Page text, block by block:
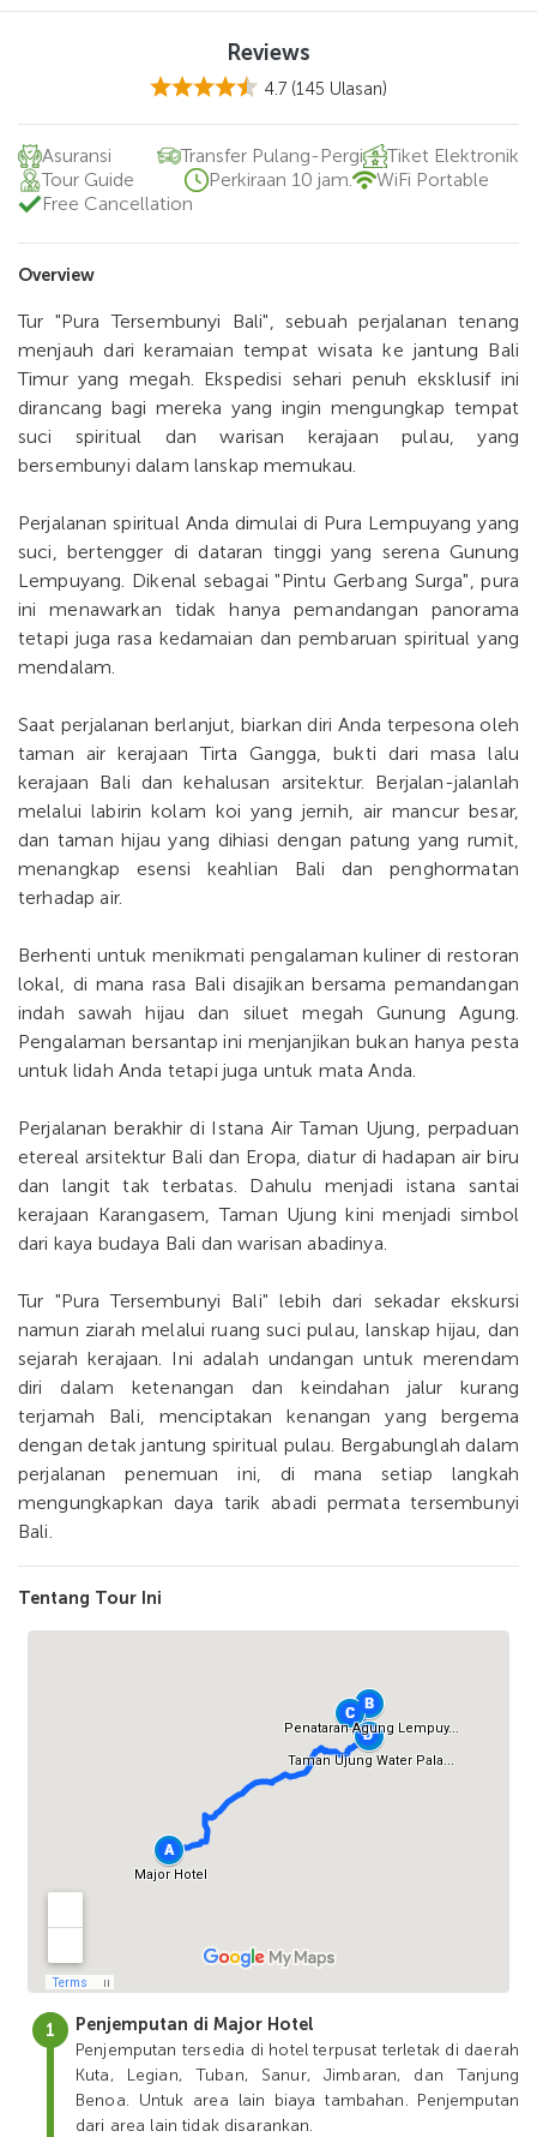
Asuransi Transfer Pulang-Pergi
Tiket Elektronik
Tour Guide
Perkiraan 10 jam.
WiFi Portable
Free Cancellation
Overview
Tur "Pura Tersembunyi Bali", sebuah perjalanan tenang
menjauh dari keramaian tempat wisata ke jantung Bali
Timur yang megah. Ekspedisi sehari penuh eksklusif ini
dirancang bagi mereka yang ingin mengungkap tempat
suci spiritual dan warisan kerajaan pulau, yang
bersembunyi dalam lanskap memukau.
Perjalanan spiritual Anda dimulai di Pura Lempuyang yang
suci, bertengger di dataran tinggi yang serena Gunung
Lempuyang. Dikenal sebagai "Pintu Gerbang Surga", pura
ini menawarkan tidak hanya pemandangan panorama
tetapi juga rasa kedamaian dan pembaruan spiritual yang
mendalam.
Saat perjalanan berlanjut, biarkan diri Anda terpesona oleh
taman air kerajaan Tirta Gangga, bukti dari masa lalu
kerajaan Bali dan kehalusan arsitektur. Berjalan-jalanlah
melalui labirin kolam koi yang jernih, air mancur besar,
dan taman hijau yang dihiasi dengan patung yang rumit,
menangkap esensi keahlian Bali dan penghormatan
terhadap air.
Berhenti untuk menikmati pengalaman kuliner di restoran
lokal, di mana rasa Bali disajikan bersama pemandangan
indah sawah hijau dan siluet megah Gunung Agung.
Pengalaman bersantap ini menjanjikan bukan hanya pesta
untuk lidah Anda tetapi juga untuk mata Anda.
Perjalanan berakhir di Istana Air Taman Ujung, perpaduan
etereal arsitektur Bali dan Eropa, diatur di hadapan air biru
dan langit tak terbatas. Dahulu menjadi istana santai
kerajaan Karangasem, Taman Ujung kini menjadi simbol
dari kaya budaya Bali dan warisan abadinya.
Tur "Pura Tersembunyi Bali" lebih dari sekadar ekskursi
namun ziarah melalui ruang suci pulau, lanskap hijau, dan
sejarah kerajaan. Ini adalah undangan untuk merendam
diri dalam ketenangan dan keindahan jalur kurang
terjamah Bali, menciptakan kenangan yang bergema
dengan detak jantung spiritual pulau. Bergabunglah dalam
perjalanan penemuan ini, di mana setiap langkah
mengungkapkan daya tarik abadi permata tersembunyi
Bali.
Tentang Tour Ini
Penjemputan di Major Hotel
Penjemputan tersedia di hotel terpusat terletak di daerah
Kuta, Legian, Tuban, Sanur, Jimbaran, dan Tanjung
Benoa. Untuk area lain biaya tambahan. Penjemputan
dari area lain tidak disarankan.
Reviews
4.7 (145 Ulasan)